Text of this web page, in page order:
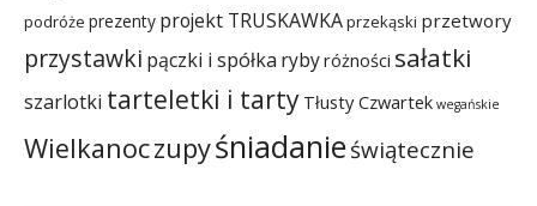
podróże prezenty projekt TRUSKAWKAprzekąski przetwory
przystawki pączki i spółka rybyróżności sałatki
szarlotki tarteletki i tarty Tłusty Czwartek wegańskie
Wielkanoczupyśniadanieświątecznie